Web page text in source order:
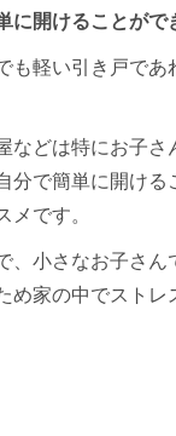
に開けることがで
も軽い引き戸であ
などは特にお子
分で簡単に開ける
です。
、小さなお子さん
め家の中でスト